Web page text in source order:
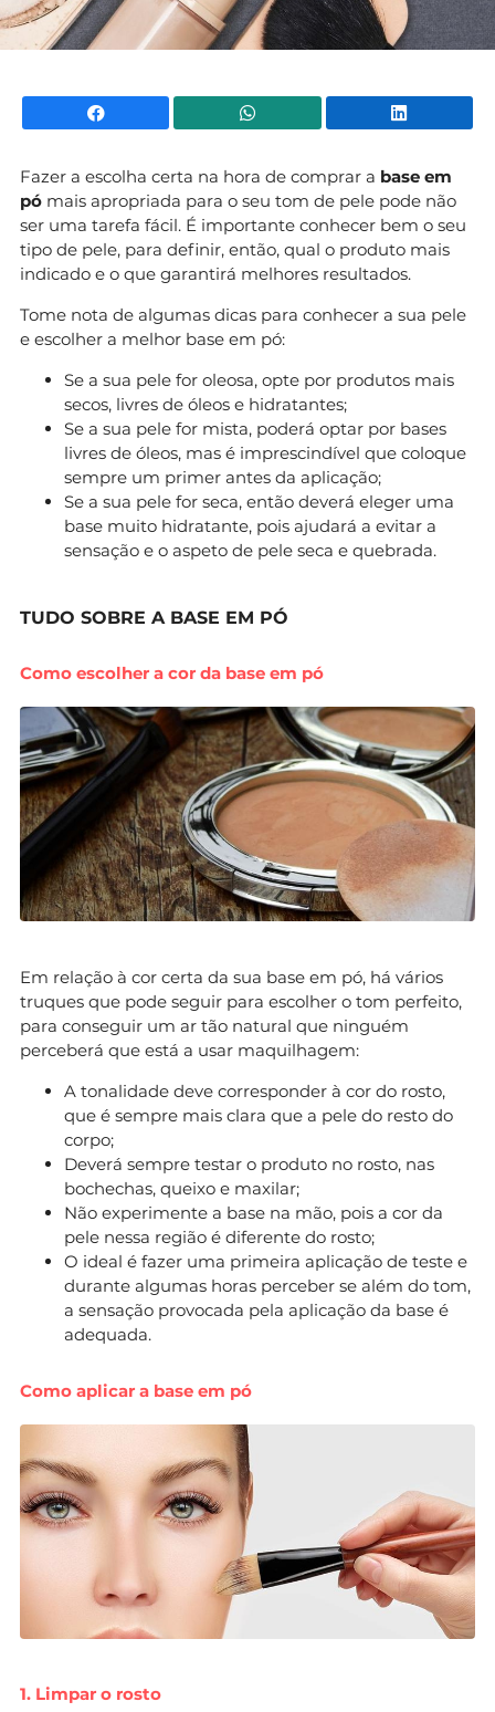
Facebook WhatsApp
Fazer a escolha certa na hora de comprar a base em
pó mais apropriada para o seu tom de pele pode não
ser uma tarefa fácil. É importante conhecer bem o seu
tipo de pele, para definir, então, qual o produto mais
indicado e o que garantirá melhores resultados.
Tome nota de algumas dicas para conhecer a sua pele
e escolher a melhor base em pó:
Se a sua pele for oleosa, opte por produtos mais
secos, livres de óleos e hidratantes;
Se a sua pele for mista, poderá optar por bases
livres de óleos, mas é imprescindível que coloque
sempre um primer antes da aplicação;
Se a sua pele for seca, então deverá eleger uma
base muito hidratante, pois ajudará a evitar a
sensação e o aspeto de pele seca e quebrada.
TUDO SOBRE A BASE EM PÓ
Como escolher a cor da base em pó
Em relação à cor certa da sua base em pó, há vários
truques que pode seguir para escolher o tom perfeito,
para conseguir um ar tão natural que ninguém
perceberá que está a usar maquilhagem:
A tonalidade deve corresponder à cor do rosto,
que é sempre mais clara que a pele do resto do
corpo;
Deverá sempre testar o produto no rosto, nas
bochechas, queixo e maxilar;
Não experimente a base na mão, pois a cor da
pele nessa região é diferente do rosto;
O ideal é fazer uma primeira aplicação de teste e
durante algumas horas perceber se além do tom,
a sensação provocada pela aplicação da base é
adequada.
Como aplicar a base em pó
1. Limpar o rosto